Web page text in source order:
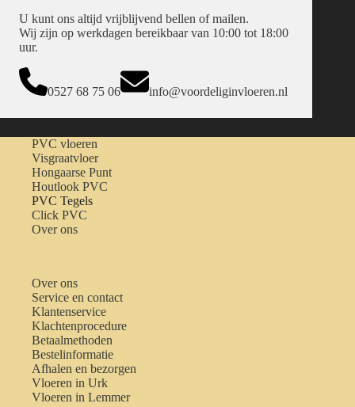
U kunt ons altijd vrijblijvend bellen of mailen.
Wij zijn op werkdagen bereikbaar van 10:00 tot 18:00
uur.
0527 68 75 06 info@voordeliginvloeren.nl
PVC vloeren
Visgraatvloer
Hongaarse Punt
Houtlook PVC
PVC Tegels
Click PVC
Over ons
Over ons
Service en contact
Klantenservice
Klachtenprocedure
Betaalmethoden
Bestelinformatie
Afhalen en bezorgen
Vloeren in Urk
Vloeren in Lemmer